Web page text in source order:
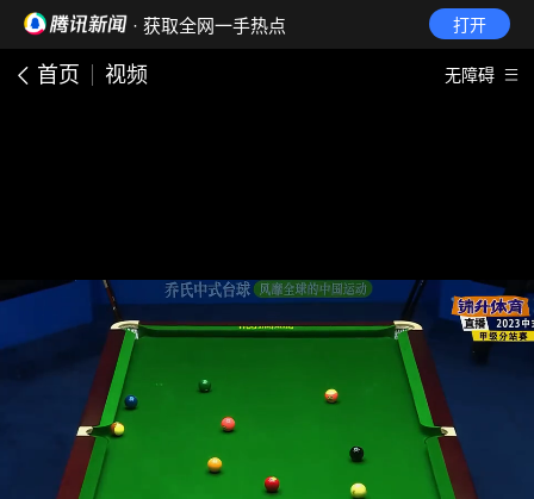
· 获取全网一手热点 打开
首页 视频 无障碍